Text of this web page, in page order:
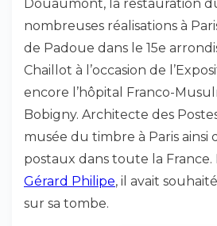
Douaumont, la restauration
nombreuses réalisations à
de Padoue dans le 15e
Chaillot à l’occasion de
encore l’hôpital Franco-
Bobigny. Architecte des
musée du timbre à Paris
postaux dans toute la
Gérard Philipe, il avait
sur sa tombe.